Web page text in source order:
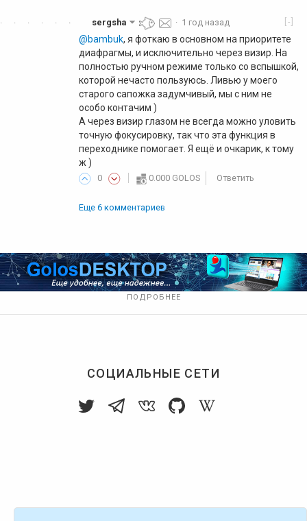
·
·
·
·
·
· · [-]
sergsha · 1 год назад
@bambuk, я фоткаю в основном на приоритете
диафрагмы, и исключительно через визир. На
полностью ручном режиме только со вспышкой,
которой нечасто пользуюсь. Ливью у моего
старого сапожка задумчивый, мы с ним не
особо контачим )
А через визир глазом не всегда можно уловить
точную фокусировку, так что эта функция в
переходнике помогает. Я ещё и очкарик, к тому
ж )
0 0.000 GOLOS Ответить
Еще 6 комментариев
ПОДРОБНЕЕ
СОЦИАЛЬНЫЕ СЕТИ